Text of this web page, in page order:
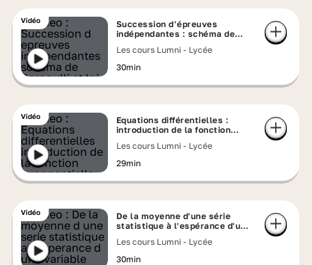
Vidéo
Succession d’épreuves
indépendantes : schéma de
Les cours Lumni - Lycée
30min
Vidéo
Equations différentielles :
introduction de la fonction
Les cours Lumni - Lycée
29min
Vidéo
De la moyenne d'une série
statistique à l'espérance d'une
Les cours Lumni - Lycée
30min